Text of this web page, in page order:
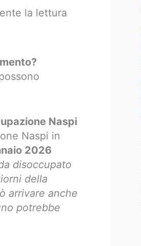
la lettura
Naspi
Naspi in
2026
disoccupato
della
arrivare anche
potrebbe